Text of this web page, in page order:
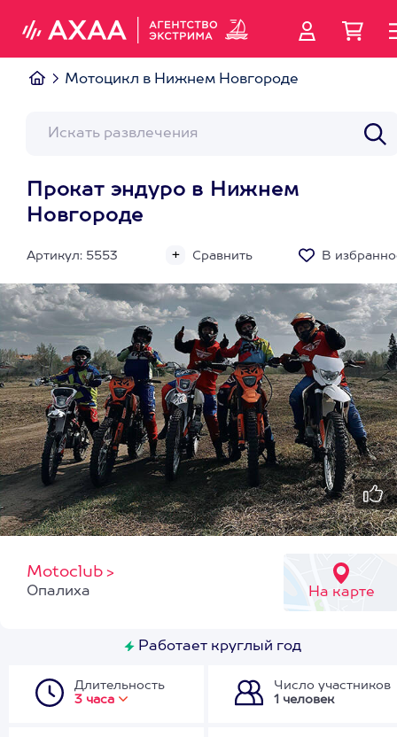
Мотоцикл в Нижнем Новгороде
Прокат эндуро в Нижнем
Новгороде
Артикул: 5553 Сравнить В
Motoclub >
На карте
Опалиха
Работает круглый год
Длительность
3 часа
Число участников
1 человек